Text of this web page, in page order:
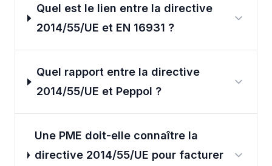
Quel est le lien entre la directive
2014/55/UE et EN 16931 ?
Quel rapport entre la directive
2014/55/UE et Peppol ?
Une PME doit-elle connaître la
directive 2014/55/UE pour facturer